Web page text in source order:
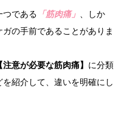
つである 「筋肉痛」
、しか
の手前であることがありま
意が必要な筋肉痛】 に分類
紹介して、違いを明確にし